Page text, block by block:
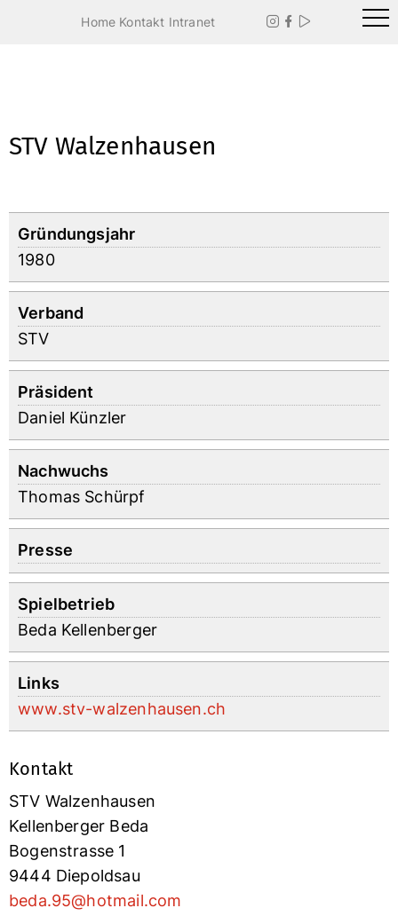
Home Kontakt Intranet   
STV Walzenhausen
Gründungsjahr
1980
Verband
STV
Präsident
Daniel Künzler
Nachwuchs
Thomas Schürpf
Presse
Spielbetrieb
Beda Kellenberger
Links
www.stv-walzenhausen.ch
Kontakt
STV Walzenhausen
Kellenberger Beda
Bogenstrasse 1
9444 Diepoldsau
beda.95@hotmail.com